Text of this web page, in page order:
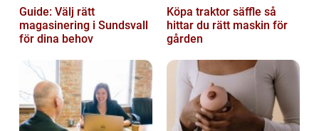
Guide: Välj rätt
magasinering i Sundsvall
för dina behov
Köpa traktor säffle så
hittar du rätt maskin för
gården